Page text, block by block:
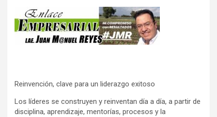
Reinvención, clave para un liderazgo exitoso
Los líderes se construyen y reinventan día a día, a partir de
disciplina, aprendizaje, mentorías, procesos y la